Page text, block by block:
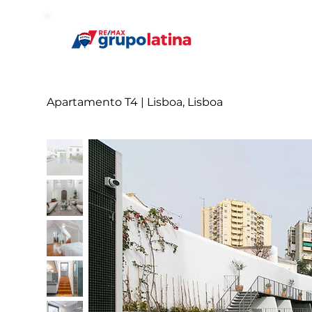
Apartamento T4 | Lisboa, Lisboa